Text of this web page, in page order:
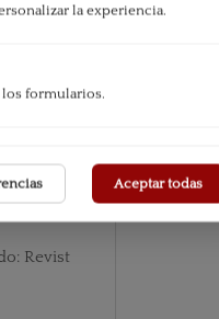
y la educ
Revist
la experiencia.
los formularios.
Aceptar todas